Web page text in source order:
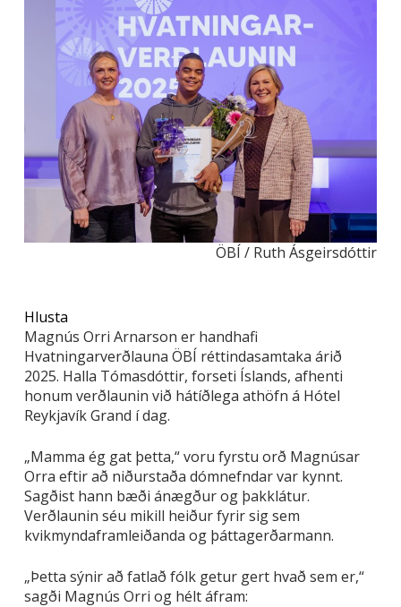
ÖBÍ / Ruth Ásgeirsdóttir
Hlusta
Magnús Orri Arnarson er handhafi
Hvatningarverðlauna ÖBÍ réttindasamtaka árið
2025. Halla Tómasdóttir, forseti Íslands, afhenti
honum verðlaunin við hátíðlega athöfn á Hótel
Reykjavík Grand í dag.
„Mamma ég gat þetta,“ voru fyrstu orð Magnúsar
Orra eftir að niðurstaða dómnefndar var kynnt.
Sagðist hann bæði ánægður og þakklátur.
Verðlaunin séu mikill heiður fyrir sig sem
kvikmyndaframleiðanda og þáttagerðarmann.
„Þetta sýnir að fatlað fólk getur gert hvað sem er,“
sagði Magnús Orri og hélt áfram: